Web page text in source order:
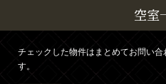
空室
チェックした物件はまとめてお問い
す。